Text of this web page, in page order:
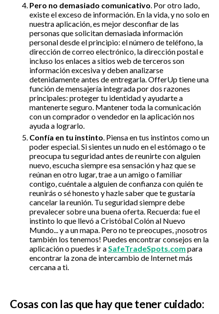
Pero no demasiado comunicativo. Por otro lado,
existe el exceso de información. En la vida, y no solo en
nuestra aplicación, es mejor desconfiar de las
personas que solicitan demasiada información
personal desde el principio: el número de teléfono, la
dirección de correo electrónico, la dirección postal e
incluso los enlaces a sitios web de terceros son
información excesiva y deben analizarse
detenidamente antes de entregarla. OfferUp tiene una
función de mensajería integrada por dos razones
principales: proteger tu identidad y ayudarte a
mantenerte seguro. Mantener toda la comunicación
con un comprador o vendedor en la aplicación nos
ayuda a lograrlo.
Confía en tu instinto. Piensa en tus instintos como un
poder especial. Si sientes un nudo en el estómago o te
preocupa tu seguridad antes de reunirte con alguien
nuevo, escucha siempre esa sensación y haz que se
reúnan en otro lugar, trae a un amigo o familiar
contigo, cuéntale a alguien de confianza con quién te
reunirás o sé honesto y hazle saber que te gustaría
cancelar la reunión. Tu seguridad siempre debe
prevalecer sobre una buena oferta. Recuerda: fue el
instinto lo que llevó a Cristóbal Colón al Nuevo
Mundo... y a un mapa. Pero no te preocupes, ¡nosotros
también los tenemos! Puedes encontrar consejos en la
aplicación o puedes ir aSafeTradeSpots.com para
encontrar la zona de intercambio de Internet más
cercana a ti.
Cosas con las que hay que tener cuidado: